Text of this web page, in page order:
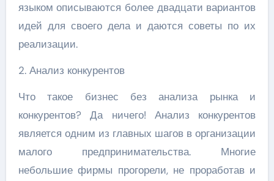
языком описываются более двадцати вариантов
идей для своего дела и даются советы по их
реализации.
2. Анализ конкурентов
Что такое бизнес без анализа рынка и
конкурентов? Да ничего! Анализ конкурентов
является одним из главных шагов в организации
малого предпринимательства. Многие
небольшие фирмы прогорели, не проработав и